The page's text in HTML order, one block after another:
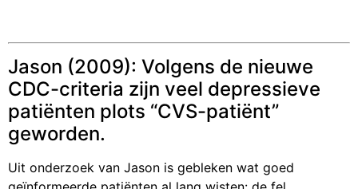
Jason (2009): Volgens de nieuwe
CDC-criteria zijn veel depressieve
patiënten plots “CVS-patiënt”
geworden.
Uit onderzoek van Jason is gebleken wat goed